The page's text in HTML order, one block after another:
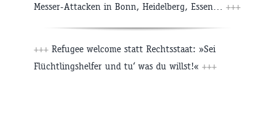
Messer-Attacken in Bonn, Heidelberg, Essen… +++
+++ Refugee welcome statt Rechtsstaat: »Sei
Flüchtlingshelfer und tu‘ was du willst!« +++